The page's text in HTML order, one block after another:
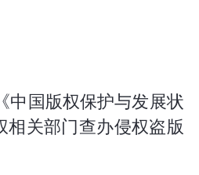
中国版权保护与发展状
关部门查办侵权盗版